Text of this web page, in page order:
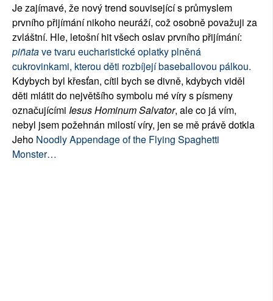
Je zajímavé, že nový trend související s průmyslem
prvního přijímání nikoho neuráží, což osobně považuji za
zvláštní. Hle, letošní hit všech oslav prvního přijímání:
piñatave tvaru eucharistické oplatky plněná
cukrovinkami, kterou děti rozbíjejí baseballovou pálkou.
Kdybych byl křesťan, cítil bych se divně, kdybych viděl
děti mlátit do největšího symbolu mé víry s písmeny
označujícími Iesus Hominum Salvator, ale co já vím,
nebyl jsem požehnán milostí víry, jen se mě právě dotkla
Jeho Noodly Appendage of the Flying Spaghetti
Monster…